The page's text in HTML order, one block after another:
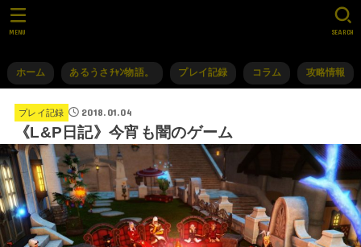
ホーム あるうさﾁｬﾝ物語。 プレイ記録 コラム 攻略情報
SEARCH
MENU
プレイ記録 2018.01.04
《L&P日記》今宵も闇のゲーム